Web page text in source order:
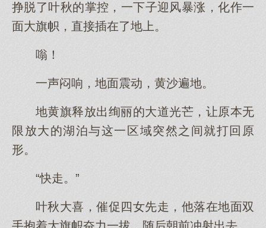
挣脱了叶秋的掌控，一下子迎风暴涨，化作一
面大旗帜，直接插在了地上。
嗡！
一声闷响，地面震动，黄沙遍地。
地黄旗释放出绚丽的大道光芒，让原本无
限放大的湖泊与这一区域突然之间就打回原
形。
“快走。”
叶秋大喜，催促四女先走，他落在地面双